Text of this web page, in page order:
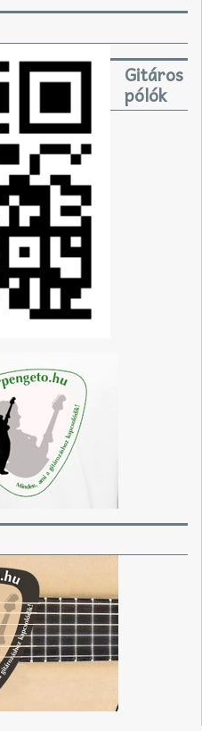
Gitáros
pólók